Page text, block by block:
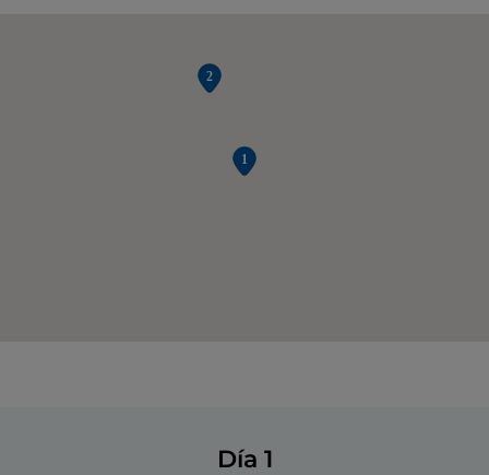
Día 1